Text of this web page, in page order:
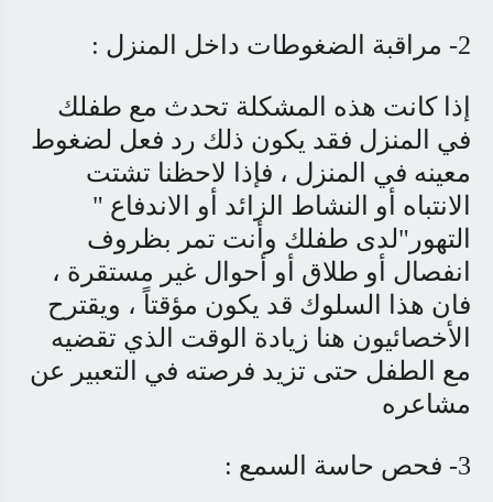
2- مراقبة الضغوطات داخل المنزل :
إذا كانت هذه المشكلة تحدث مع طفلك
في المنزل فقد يكون ذلك رد فعل لضغوط
معينه في المنزل ، فإذا لاحظنا تشتت
الانتباه أو النشاط الزائد أو الاندفاع "
التهور"لدى طفلك وأنت تمر بظروف
انفصال أو طلاق أو أحوال غير مستقرة ،
فان هذا السلوك قد يكون مؤقتاً ، ويقترح
الأخصائيون هنا زيادة الوقت الذي تقضيه
مع الطفل حتى تزيد فرصته في التعبير عن
مشاعره
3- فحص حاسة السمع :